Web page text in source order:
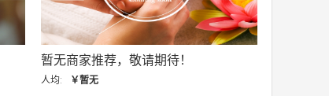
暂无商家推荐，敬请期待！
人均: ￥暂无